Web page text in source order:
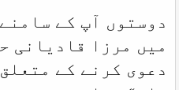
ب
ا
دوستوں آپ کے
میں مرزا قادیانی
دعوی کرنے کے